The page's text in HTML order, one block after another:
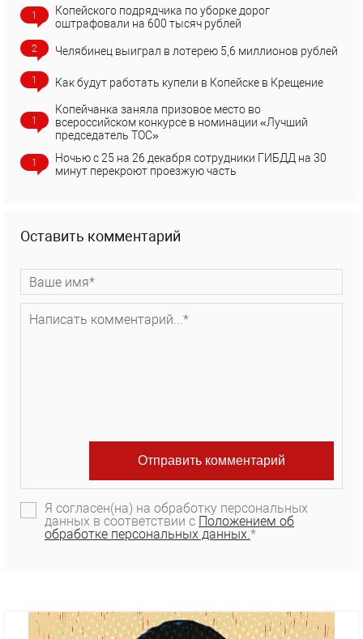
1
Копейского подрядчика по уборке дорог
оштрафовали на 600 тысяч рублей
2 Челябинец выиграл в лотерею 5,6 миллионов рублей
1 Как будут работать купели в Копейске в Крещение
1
Копейчанка заняла призовое место во
всероссийском конкурсе в номинации «Лучший
председатель ТОС»
1
Ночью с 25 на 26 декабря сотрудники ГИБДД на 30
минут перекроют проезжую часть
Оставить комментарий
Я согласен(на) на обработку персональных
данных в соответствии с Положением об
обработке персональных данных.*